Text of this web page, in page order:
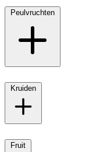
Peulvruchten
Kruiden
Fruit